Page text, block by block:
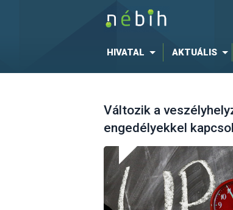
HIVATAL AKTUÁLIS
Változik a
engedélyekkel